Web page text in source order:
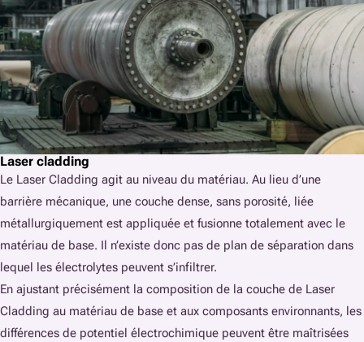
Laser cladding
Le Laser Cladding agit au niveau du matériau. Au lieu d’une
barrière mécanique, une couche dense, sans porosité, liée
métallurgiquement est appliquée et fusionne totalement avec le
matériau de base. Il n’existe donc pas de plan de séparation dans
lequel les électrolytes peuvent s’infiltrer.
En ajustant précisément la composition de la couche de Laser
Cladding au matériau de base et aux composants environnants, les
différences de potentiel électrochimique peuvent être maîtrisées